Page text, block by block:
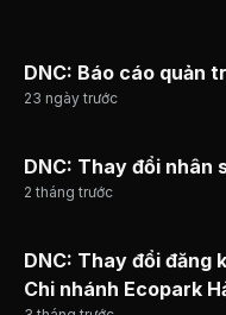
DNC: Báo cáo quản
23 ngày trước
DNC: Thay đổi nhân
2 tháng trước
DNC: Thay đổi đăng
Chi nhánh Ecopark